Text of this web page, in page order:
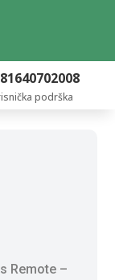
podrška
Remote –